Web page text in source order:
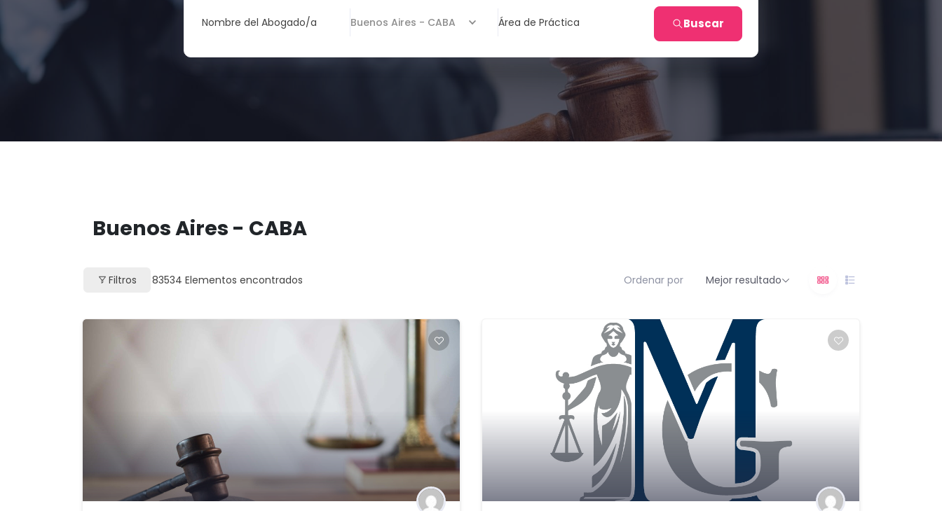
Nombre del Abogado/a Buenos Aires - CABA Área de Práctica Buscar
Buenos Aires - CABA
Filtros 83534 Elementos encontrados Ordenar por Mejor resultado